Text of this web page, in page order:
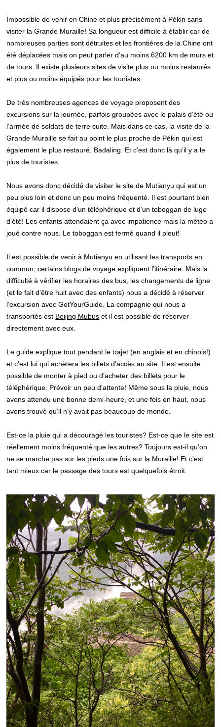
Impossible de venir en Chine et plus précisément à Pékin sans
visiter la Grande Muraille! Sa longueur est difficile à établir car de
nombreuses parties sont détruites et les frontières de la Chine ont
été déplacées mais on peut parler d’au moins 6200 km de murs et
de tours. Il existe plusieurs sites de visite plus ou moins restaurés
et plus ou moins équipés pour les touristes.
De très nombreuses agences de voyage proposent des
excursions sur la journée, parfois groupées avec le palais d’été ou
l’armée de soldats de terre cuite. Mais dans ce cas, la visite de la
Grande Muraille se fait au point le plus proche de Pékin qui est
également le plus restauré, Badaling. Et c’est donc là qu’il y a le
plus de touristes.
Nous avons donc décidé de visiter le site de Mutianyu qui est un
peu plus loin et donc un peu moins fréquenté. Il est pourtant bien
équipé car il dispose d’un téléphérique et d’un toboggan de luge
d’été! Les enfants attendaient ça avec impatience mais la météo a
joué contre nous. Le toboggan est fermé quand il pleut!
Il est possible de venir à Mutianyu en utilisant les transports en
commun, certains blogs de voyage expliquent l’itinéraire. Mais la
difficulté à vérifier les horaires des bus, les changements de ligne
(et le fait d’être huit avec des enfants) nous a décidé à réserver
l’excursion avec GetYourGuide. La compagnie qui nous a
transportés est Beijing Mubus et il est possible de réserver
directement avec eux.
Le guide explique tout pendant le trajet (en anglais et en chinois!)
et c’est lui qui achètera les billets d’accès au site. Il est ensuite
possible de monter à pied ou d’acheter des billets pour le
téléphérique. Prévoir un peu d’attente! Même sous la pluie, nous
avons attendu une bonne demi-heure, et une fois en haut, nous
avons trouvé qu’il n’y avait pas beaucoup de monde.
Est-ce la pluie qui a découragé les touristes? Est-ce que le site est
réellement moins fréquenté que les autres? Toujours est-il qu’on
ne se marche pas sur les pieds une fois sur la Muraille! Et c’est
tant mieux car le passage des tours est quelquefois étroit.